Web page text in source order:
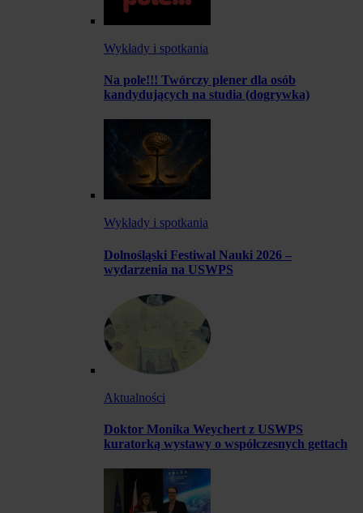
Wykłady i spotkania
Na pole!!! Twórczy plener dla osób
kandydujących na studia (dogrywka)
Wykłady i spotkania
Dolnośląski Festiwal Nauki 2026 –
wydarzenia na USWPS
Aktualności
Doktor Monika Weychert z USWPS
kuratorką wystawy o współczesnych gettach